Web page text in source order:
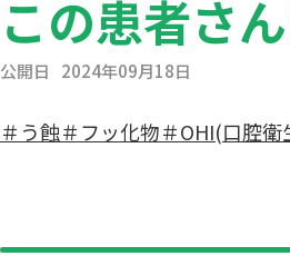
この患者さ
公開日 2024年09月18日
＃う蝕＃フッ化物＃OHI(口腔衛